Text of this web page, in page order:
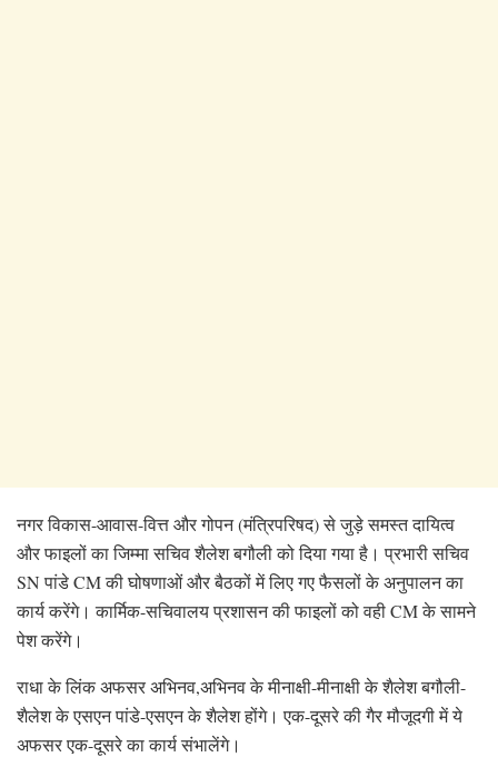
नगर विकास-आवास-वित्त और गोपन (मंत्रिपरिषद) से जुड़े समस्त दायित्व
और फाइलों का जिम्मा सचिव शैलेश बगौली को दिया गया है। प्रभारी सचिव
SN पांडे CM की घोषणाओं और बैठकों में लिए गए फैसलों के अनुपालन का
कार्य करेंगे। कार्मिक-सचिवालय प्रशासन की फाइलों को वही CM के सामने
पेश करेंगे।
राधा के लिंक अफसर अभिनव,अभिनव के मीनाक्षी-मीनाक्षी के शैलेश बगौली-
शैलेश के एसएन पांडे-एसएन के शैलेश होंगे। एक-दूसरे की गैर मौजूदगी में ये
अफसर एक-दूसरे का कार्य संभालेंगे।